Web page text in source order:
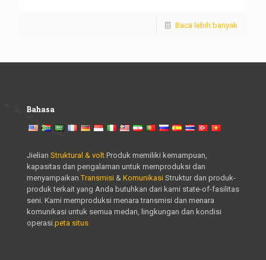
Baca lebih banyak
Bahasa
Jielian Struktural & volt Produk memiliki kemampuan,
kapasitas dan pengalaman untuk memproduksi dan
menyampaikanTransmisi & Komunikasi Struktur dan produk-
produk terkait yang Anda butuhkan dari kami state-of-fasilitas
seni. Kami memproduksi menara transmisi dan menara
komunikasi untuk semua medan, lingkungan dan kondisi
operasi. peta situs